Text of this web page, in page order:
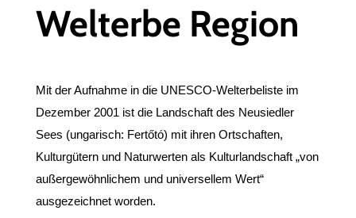
Welterbe Region
Mit der Aufnahme in die UNESCO-Welterbeliste im
Dezember 2001 ist die Landschaft des Neusiedler
Sees (ungarisch: Fertőtó) mit ihren Ortschaften,
Kulturgütern und Naturwerten als Kulturlandschaft „von
außergewöhnlichem und universellem Wert“
ausgezeichnet worden.